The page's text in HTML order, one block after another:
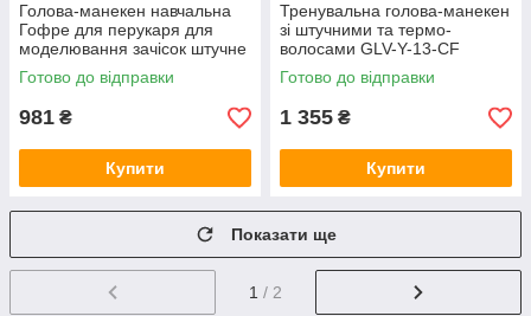
Голова-манекен навчальна
Гофре для перукаря для
моделювання зачісок штучне
волосся GLV-YAX5
Готово до відправки
981 ₴
Купити
Тренувальна голова-манекен
зі штучними та термо-
волосами GLV-Y-13-CF
Готово до відправки
1 355 ₴
Купити
Показати ще
1 / 2